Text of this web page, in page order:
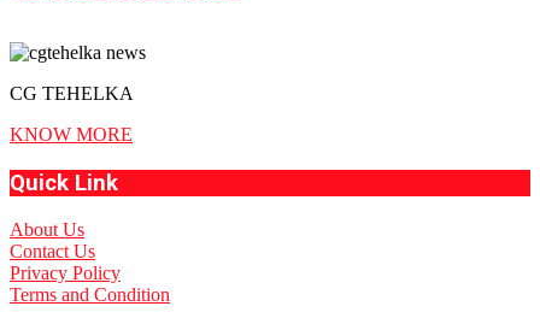
CG TEHELKA
KNOW MORE
Quick Link
About Us
Contact Us
Privacy Policy
Terms and Condition